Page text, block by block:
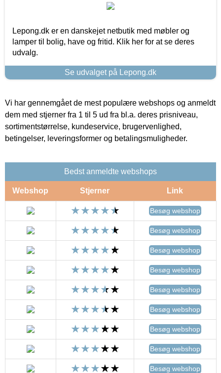
Lepong.dk er en danskejet netbutik med møbler og
lamper til bolig, have og fritid. Klik her for at se deres
udvalg.
Se udvalget på Lepong.dk
Vi har gennemgået de mest populære webshops og anmeldt
dem med stjerner fra 1 til 5 ud fra bl.a. deres prisniveau,
sortimentstørrelse, kundeservice, brugervenlighed,
betingelser, leveringsformer og betalingsmuligheder.
Bedst anmeldte webshops
Webshop Stjerner Link
Besøg webshop
Besøg webshop
Besøg webshop
Besøg webshop
Besøg webshop
Besøg webshop
Besøg webshop
Besøg webshop
Besøg webshop